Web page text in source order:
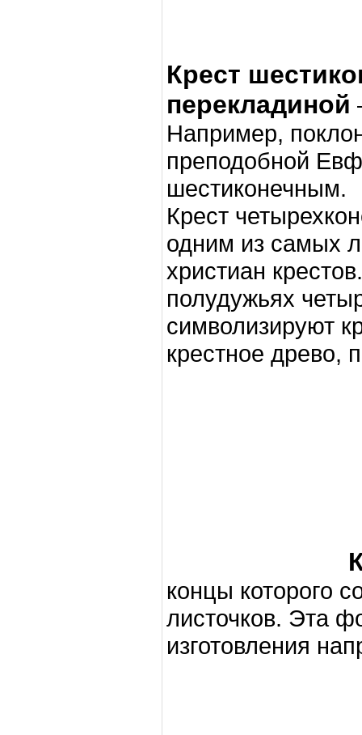
Крест
перекладиной
Например,
преподобной
шестиконечным.
Крест
одним из самых
христиан
полудужьях
символизируют
крестное древо,
Крест
концы которого
листочков. Эта
изготовления